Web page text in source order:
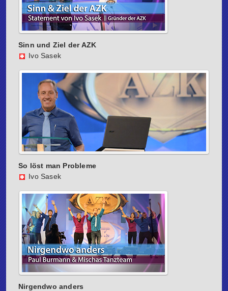
Sinn und Ziel der AZK
Ivo Sasek
So löst man Probleme
Ivo Sasek
Nirgendwo anders